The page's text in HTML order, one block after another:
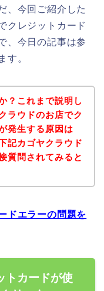
、今回ご紹介した
クレジットカード
、今日の記事は参
す。
？これまで説明し
ラウドのお店でク
発生する原因は
記カゴヤクラウド
質問されてみると
ドエラーの問題を
トカードが使